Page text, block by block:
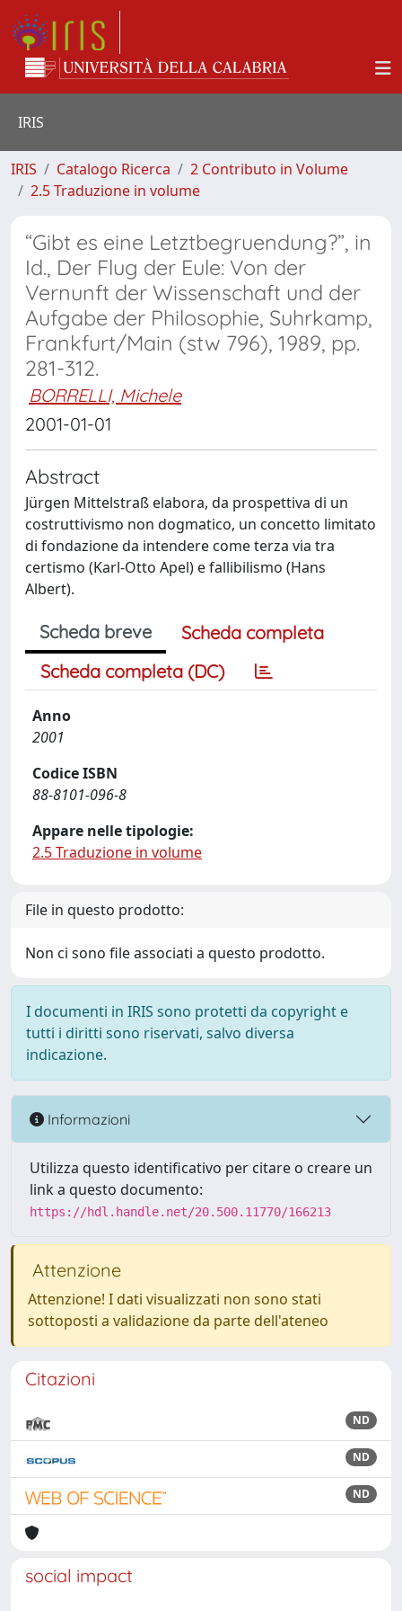
IRIS
IRIS Catalogo Ricerca
2 Contributo in Volume
2.5 Traduzione in volume
“Gibt es eine Letztbegruendung?”, in
Id., Der Flug der Eule: Von der
Vernunft der Wissenschaft und der
Aufgabe der Philosophie, Suhrkamp,
Frankfurt/Main (stw 796), 1989, pp.
281-312.
BORRELLI, Michele
2001-01-01
Abstract
Jürgen Mittelstraß elabora, da prospettiva di un
costruttivismo non dogmatico, un concetto limitato
di fondazione da intendere come terza via tra
certismo (Karl-Otto Apel) e fallibilismo (Hans
Albert).
Scheda breve
Scheda completa
Scheda completa (DC)
Anno
2001
Codice ISBN
88-8101-096-8
Appare nelle tipologie:
2.5 Traduzione in volume
File in questo prodotto:
Non ci sono file associati a questo prodotto.
I documenti in IRIS sono protetti da copyright e
tutti i diritti sono riservati, salvo diversa
indicazione.
Informazioni
Utilizza questo identificativo per citare o creare un
link a questo documento:
https://hdl.handle.net/20.500.11770/166213
Attenzione
Attenzione! I dati visualizzati non sono stati
sottoposti a validazione da parte dell'ateneo
Citazioni
ND
ND
ND
social impact